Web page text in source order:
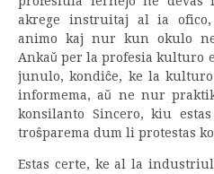
akrege instruitaj al ia
animo kaj nur kun okulo
Ankaŭ per la profesia kulturo
junulo, kondiĉe, ke la
informema, aŭ ne nur
konsilanto Sincero, kiu
troŝparema dum li protestas
Estas certe, ke al la